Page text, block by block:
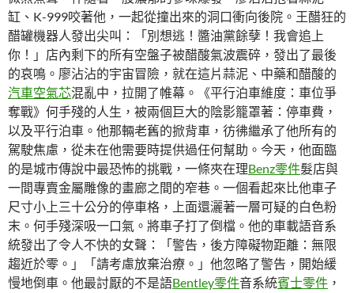
缸、K-999咬著他，一起從撞出來的洞口衝向後院。王醋狂的
醋罐機器人發出尖叫：「別想逃！醬油黨餘孽！我會追上
你！」店內剩下的所有空盤子被醋酸氣波震碎，發出了最後
的哀鳴。廖沾沾的宇宙冒險，就在這片蒜泥、中藥和醋酸的
汽車空氣芯混亂中，拉開了帷幕。《平行泊車維度：車位爭
奪戰》何手殘的人生，被兩個巨大的陰影籠罩著：停車費，
以及平行泊車。他那輛老舊的掀背車，彷彿繼承了他所有的
駕駛焦慮，從未在他需要時提供過任何幫助。今天，他面臨
的是城市傳說中最恐怖的挑戰，一條夾在理Benz零件髮店與
一間專賣金屬雕像的畫廊之間的窄巷。一個看起來比他車子
尺寸小上三十公分的停車格，上面還灑著一層可疑的白色粉
末。何手殘深吸一口氣。將車子打了倒檔。他的車載語音系
統發出了令人不快的女聲：「警告，後方障礙物距離：無限
趨近於零。」「請考慮放棄治療。」他忽略了警告，開始緩
慢地倒車。他最討厭的不是語Bentley零件音系統賓士零件 ，